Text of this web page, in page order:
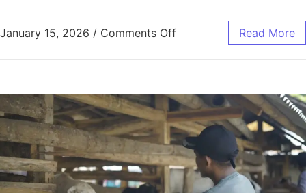
January 15, 2026 / Comments Off Read More